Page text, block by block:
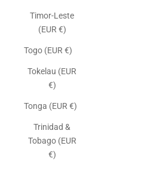
Timor-Leste
(EUR €)
Togo (EUR €)
Tokelau (EUR
€)
Tonga (EUR €)
Trinidad &
Tobago (EUR
€)